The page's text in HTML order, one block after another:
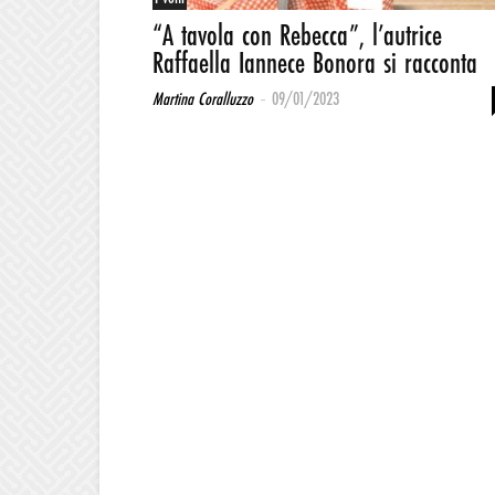
“A tavola con Rebecca”, l’autrice
Raffaella Iannece Bonora si racconta
Martina Coralluzzo - 09/01/2023